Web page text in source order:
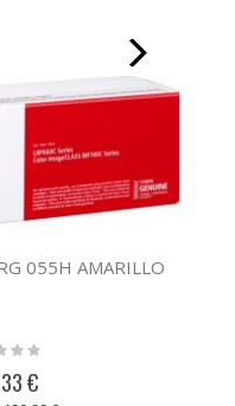
055H AMARILLO
€